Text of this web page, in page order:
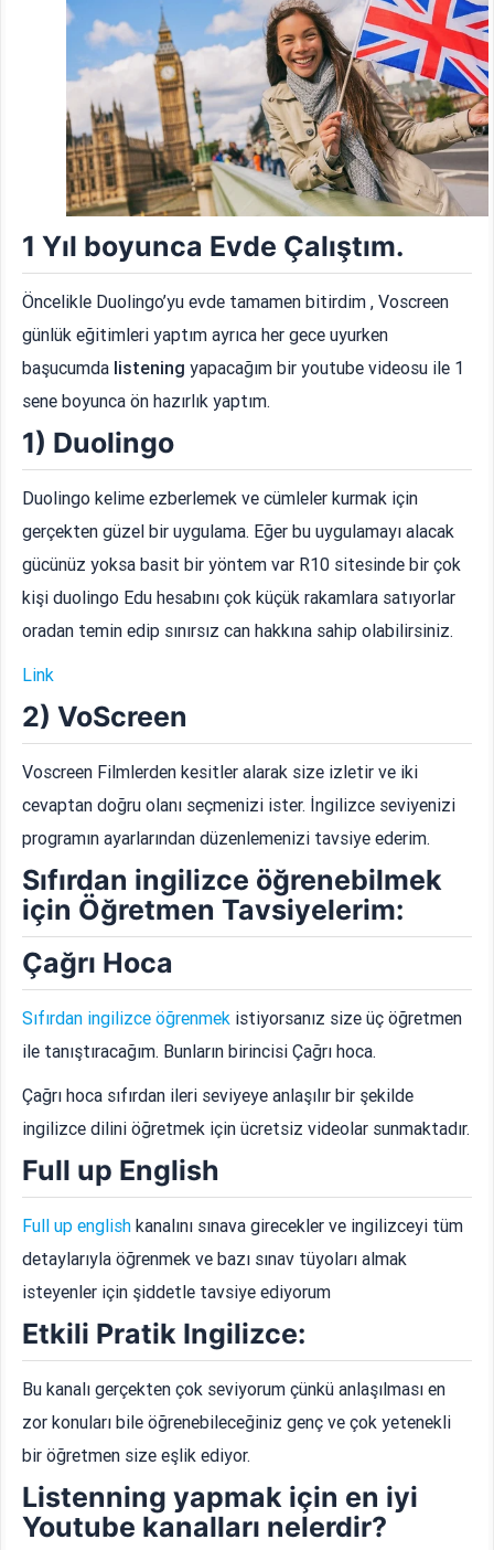
1 Yıl boyunca Evde Çalıştım.
Öncelikle Duolingo’yu evde tamamen bitirdim , Voscreen
günlük eğitimleri yaptım ayrıca her gece uyurken
başucumda listeningyapacağım bir youtube videosu ile 1
sene boyunca ön hazırlık yaptım.
1) Duolingo
Duolingo kelime ezberlemek ve cümleler kurmak için
gerçekten güzel bir uygulama. Eğer bu uygulamayı alacak
gücünüz yoksa basit bir yöntem var R10 sitesinde bir çok
kişi duolingo Edu hesabını çok küçük rakamlara satıyorlar
oradan temin edip sınırsız can hakkına sahip olabilirsiniz.
Link
2) VoScreen
Voscreen Filmlerden kesitler alarak size izletir ve iki
cevaptan doğru olanı seçmenizi ister. İngilizce seviyenizi
programın ayarlarından düzenlemenizi tavsiye ederim.
Sıfırdan ingilizce öğrenebilmek
için Öğretmen Tavsiyelerim:
Çağrı Hoca
Sıfırdan ingilizce öğrenmek istiyorsanız size üç öğretmen
ile tanıştıracağım. Bunların birincisi Çağrı hoca.
Çağrı hoca sıfırdan ileri seviyeye anlaşılır bir şekilde
ingilizce dilini öğretmek için ücretsiz videolar sunmaktadır.
Full up English
Full up english kanalını sınava girecekler ve ingilizceyi tüm
detaylarıyla öğrenmek ve bazı sınav tüyoları almak
isteyenler için şiddetle tavsiye ediyorum
Etkili Pratik Ingilizce:
Bu kanalı gerçekten çok seviyorum çünkü anlaşılması en
zor konuları bile öğrenebileceğiniz genç ve çok yetenekli
bir öğretmen size eşlik ediyor.
Listenning yapmak için en iyi
Youtube kanalları nelerdir?